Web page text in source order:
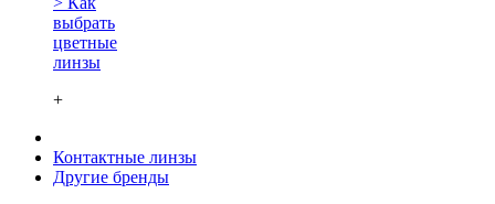
выбрать
цветные
линзы
+
Контактные линзы
Другие бренды